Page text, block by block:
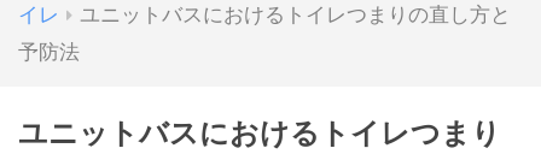
イレ
ユニットバスにおけるトイレつまりの直し方と
予防法
ユニットバスにおけるトイレつまり